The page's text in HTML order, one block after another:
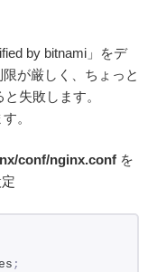
by bitnami」をデ
が厳しく、ちょっと
失敗します。
。
conf/nginx.conf を
;